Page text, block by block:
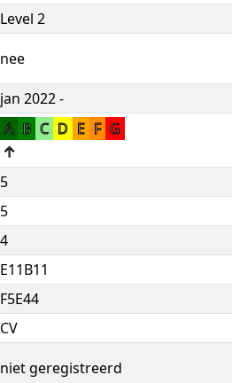
Level 2
nee
jan 2022 -
A B C D E F G
↑
5
5
4
E11B11
F5E44
CV
niet geregistreerd